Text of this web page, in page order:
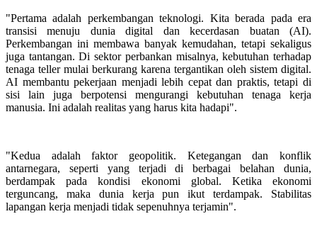
"Pertama adalah perkembangan teknologi. Kita berada pada era
transisi menuju dunia digital dan kecerdasan buatan (AI).
Perkembangan ini membawa banyak kemudahan, tetapi sekaligus
juga tantangan. Di sektor perbankan misalnya, kebutuhan terhadap
tenaga teller mulai berkurang karena tergantikan oleh sistem digital.
AI membantu pekerjaan menjadi lebih cepat dan praktis, tetapi di
sisi lain juga berpotensi mengurangi kebutuhan tenaga kerja
manusia. Ini adalah realitas yang harus kita hadapi".
"Kedua adalah faktor geopolitik. Ketegangan dan konflik
antarnegara, seperti yang terjadi di berbagai belahan dunia,
berdampak pada kondisi ekonomi global. Ketika ekonomi
terguncang, maka dunia kerja pun ikut terdampak. Stabilitas
lapangan kerja menjadi tidak sepenuhnya terjamin".